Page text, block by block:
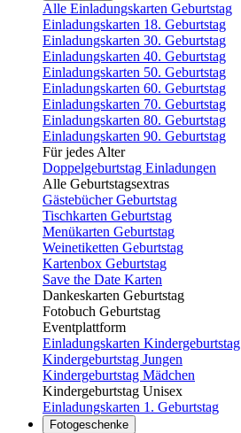
Alle Einladungskarten Geburtstag
Einladungskarten 18. Geburtstag
Einladungskarten 30. Geburtstag
Einladungskarten 40. Geburtstag
Einladungskarten 50. Geburtstag
Einladungskarten 60. Geburtstag
Einladungskarten 70. Geburtstag
Einladungskarten 80. Geburtstag
Einladungskarten 90. Geburtstag
Für jedes Alter
Doppelgeburtstag Einladungen
Alle Geburtstagsextras
Gästebücher Geburtstag
Tischkarten Geburtstag
Menükarten Geburtstag
Weinetiketten Geburtstag
Kartenbox Geburtstag
Save the Date Karten
Dankeskarten Geburtstag
Fotobuch Geburtstag
Eventplattform
Einladungskarten Kindergeburtstag
Kindergeburtstag Jungen
Kindergeburtstag Mädchen
Kindergeburtstag Unisex
Einladungskarten 1. Geburtstag
Fotogeschenke